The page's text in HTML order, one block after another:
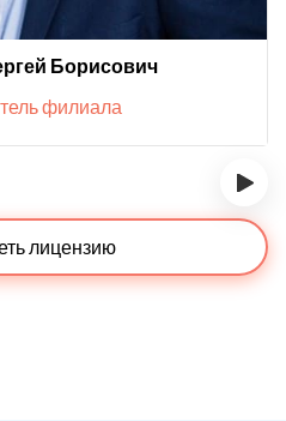
Борисович
филиала
›
лицензию